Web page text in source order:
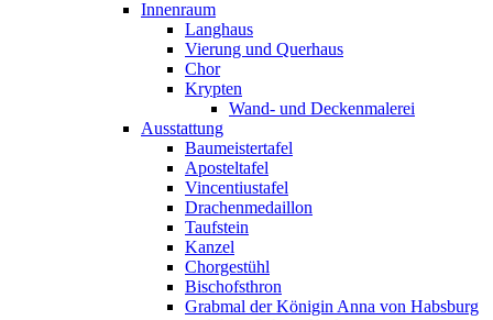
Innenraum
Langhaus
Vierung und Querhaus
Chor
Krypten
Wand- und Deckenmalerei
Ausstattung
Baumeistertafel
Aposteltafel
Vincentiustafel
Drachenmedaillon
Taufstein
Kanzel
Chorgestühl
Bischofsthron
Grabmal der Königin Anna von Habsburg